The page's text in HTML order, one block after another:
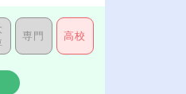
専門 高校